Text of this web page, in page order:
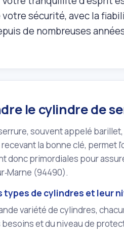
votre sécurité, avec la
de nombreuses
le cylindre de
souvent appelé
recevant la bonne clé, permet
donc primordiales pour
(94490).
types de cylindres et leur
variété de cylindres,
et du niveau de